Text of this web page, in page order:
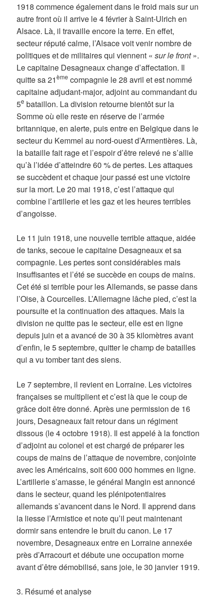
1918 commence également dans le froid mais sur un
autre front où il arrive le 4 février à Saint-Ulrich en
Alsace. Là, il travaille encore la terre. En effet,
secteur réputé calme, l’Alsace voit venir nombre de
politiques et de militaires qui viennent «sur le front».
Le capitaine Desagneaux change d’affectation. Il
quitte sa 21ème compagnie le 28 avril et est nommé
capitaine adjudant-major, adjoint au commandant du
5e bataillon. La division retourne bientôt sur la
Somme où elle reste en réserve de l’armée
britannique, en alerte, puis entre en Belgique dans le
secteur du Kemmel au nord-ouest d’Armentières. Là,
la bataille fait rage et l’espoir d’être relevé ne s’allie
qu’à l’idée d’atteindre 60 % de pertes. Les attaques
se succèdent et chaque jour passé est une victoire
sur la mort. Le 20 mai 1918, c’est l’attaque qui
combine l’artillerie et les gaz et les heures terribles
d’angoisse.
Le 11 juin 1918, une nouvelle terrible attaque, aidée
de tanks, secoue le capitaine Desagneaux et sa
compagnie. Les pertes sont considérables mais
insuffisantes et l’été se succède en coups de mains.
Cet été si terrible pour les Allemands, se passe dans
l’Oise, à Courcelles. L’Allemagne lâche pied, c’est la
poursuite et la continuation des attaques. Mais la
division ne quitte pas le secteur, elle est en ligne
depuis juin et a avancé de 30 à 35 kilomètres avant
d’enfin, le 5 septembre, quitter le champ de batailles
qui a vu tomber tant des siens.
Le 7 septembre, il revient en Lorraine. Les victoires
françaises se multiplient et c’est là que le coup de
grâce doit être donné. Après une permission de 16
jours, Desagneaux fait retour dans un régiment
dissous (le 4 octobre 1918). Il est appelé à la fonction
d’adjoint au colonel et est chargé de préparer les
coups de mains de l’attaque de novembre, conjointe
avec les Américains, soit 600 000 hommes en ligne.
L’artillerie s’amasse, le général Mangin est annoncé
dans le secteur, quand les plénipotentiaires
allemands s’avancent dans le Nord. Il apprend dans
la liesse l’Armistice et note qu’il peut maintenant
dormir sans entendre le bruit du canon. Le 17
novembre, Desagneaux entre en Lorraine annexée
près d’Arracourt et débute une occupation morne
avant d’être démobilisé, sans joie, le 30 janvier 1919.
3. Résumé et analyse